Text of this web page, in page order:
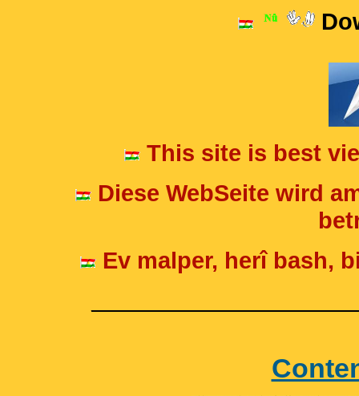
This site is best
Diese WebSeite wird
Ev malper, herî bash,